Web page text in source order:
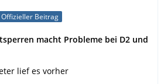
Offizieller Beitrag
macht Probleme bei D2 und
lief es vorher